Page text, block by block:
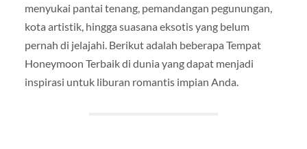
menyukai pantai tenang, pemandangan pegunungan,
kota artistik, hingga suasana eksotis yang belum
pernah di jelajahi. Berikut adalah beberapa Tempat
Honeymoon Terbaik di dunia yang dapat menjadi
inspirasi untuk liburan romantis impian Anda.